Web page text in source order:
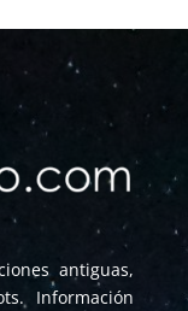
antiguas,
Información